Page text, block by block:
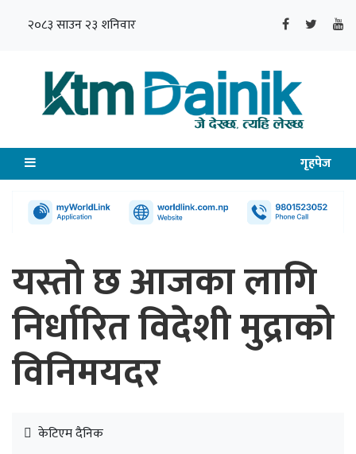
२०८३ साउन २३ शनिवार
गृहपेज
यस्तो छ आजका लागि
निर्धारित विदेशी मुद्राको
विनिमयदर
केटिएम दैनिक